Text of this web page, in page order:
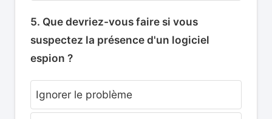
5. Que devriez-vous faire si vous
suspectez la présence d'un logiciel
espion ?
Ignorer le problème